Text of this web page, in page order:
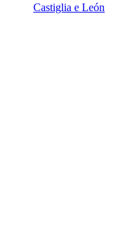
Castiglia e León